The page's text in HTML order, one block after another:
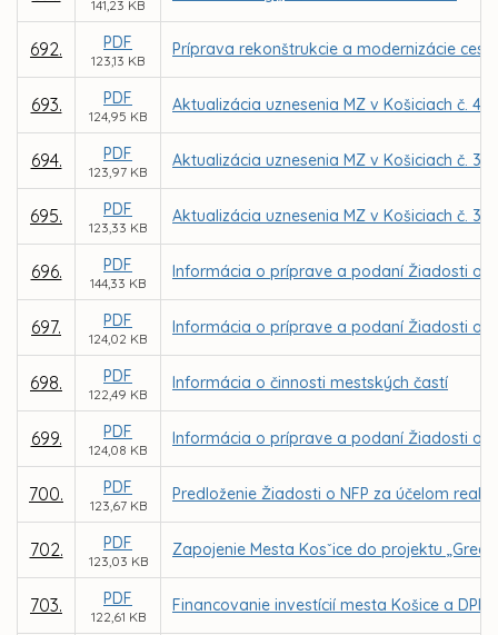
141,23 KB
692. PDF
123,13 KB
Príprava rekonštrukcie a modernizácie
693. PDF
124,95 KB
Aktualizácia uznesenia MZ v Košiciach č.
694. PDF
123,97 KB
Aktualizácia uznesenia MZ v Košiciach č.
695. PDF
123,33 KB
Aktualizácia uznesenia MZ v Košiciach č.
696. PDF
144,33 KB
Informácia o príprave a podaní Žiadosti o
697. PDF
124,02 KB
Informácia o príprave a podaní Žiadosti o
698. PDF
122,49 KB
Informácia o činnosti mestských častí
699. PDF
124,08 KB
Informácia o príprave a podaní Žiadosti o
700. PDF
123,67 KB
Predloženie Žiadosti o NFP za účelom
702. PDF
123,03 KB
Zapojenie Mesta Kosˇice do projektu
703. PDF
122,61 KB
Financovanie investícií mesta Košice a